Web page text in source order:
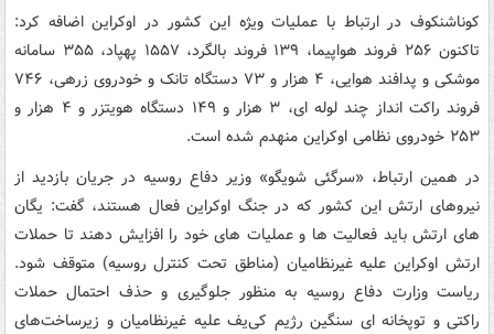
کوناشنکوف در ارتباط با عملیات ویژه این کشور در اوکراین اضافه کرد:
تاکنون ۲۵۶ فروند هواپیما، ۱۳۹ فروند بالگرد، ۱۵۵۷ پهپاد، ۳۵۵ سامانه
موشکی و پدافند هوایی، ۴ هزار و ۷۳ دستگاه تانک و خودروی زرهی، ۷۴۶
فروند راکت انداز چند لوله ای، ۳ هزار و ۱۴۹ دستگاه هویتزر و ۴ هزار و
۲۵۳ خودروی نظامی اوکراین منهدم شده است.
در همین ارتباط، «سرگئی شویگو» وزیر دفاع روسیه در جریان بازدید از
نیروهای ارتش این کشور که در جنگ اوکراین فعال هستند، گفت: یگان‌
های ارتش باید فعالیت‌ ها و عملیات‌ های خود را افزایش دهند تا حملات
ارتش اوکراین علیه غیرنظامیان (مناطق تحت کنترل روسیه) متوقف شود.
ریاست وزارت دفاع روسیه به منظور جلوگیری و حذف احتمال حملات
راکتی و توپخانه‌ ای سنگین رژیم کی‌یف علیه غیرنظامیان و زیرساخت‌های